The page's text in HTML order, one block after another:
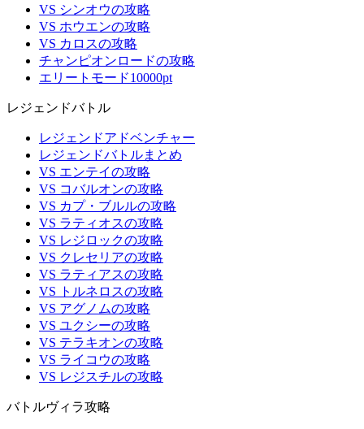
VS シンオウの攻略
VS ホウエンの攻略
VS カロスの攻略
チャンピオンロードの攻略
エリートモード10000pt
レジェンドバトル
レジェンドアドベンチャー
レジェンドバトルまとめ
VS エンテイの攻略
VS コバルオンの攻略
VS カプ・ブルルの攻略
VS ラティオスの攻略
VS レジロックの攻略
VS クレセリアの攻略
VS ラティアスの攻略
VS トルネロスの攻略
VS アグノムの攻略
VS ユクシーの攻略
VS テラキオンの攻略
VS ライコウの攻略
VS レジスチルの攻略
バトルヴィラ攻略